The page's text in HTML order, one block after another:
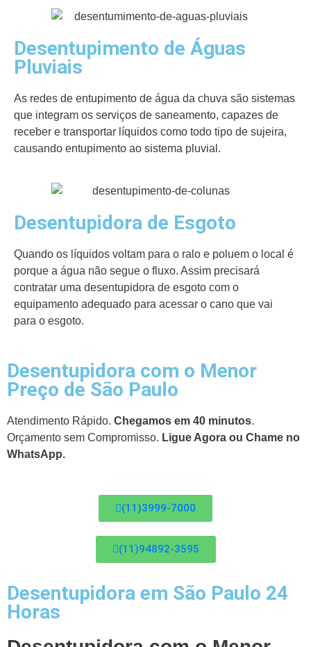
Desentupimento de Águas
Pluviais
As redes de entupimento de água da chuva são sistemas
que integram os serviços de saneamento, capazes de
receber e transportar líquidos como todo tipo de sujeira,
causando entupimento ao sistema pluvial.
Desentupidora de Esgoto
Quando os líquidos voltam para o ralo e poluem o local é
porque a água não segue o fluxo. Assim precisará
contratar uma desentupidora de esgoto com o
equipamento adequado para acessar o cano que vai
para o esgoto.
Desentupidora com o Menor
Preço de São Paulo
Atendimento Rápido. Chegamos em 40 minutos.
Orçamento sem Compromisso. Ligue Agora ou Chame no
WhatsApp.
(11)3999-7000
(11)94892-3595
Desentupidora em São Paulo 24
Horas